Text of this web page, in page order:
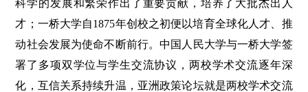
科学的发展和繁荣作出了重要贡献，培养了大批杰出人
才；一桥大学自1875年创校之初便以培育全球化人才、推
动社会发展为使命不断前行。中国人民大学与一桥大学签
署了多项双学位与学生交流协议，两校学术交流逐年深
化，互信关系持续升温，亚洲政策论坛就是两校学术交流